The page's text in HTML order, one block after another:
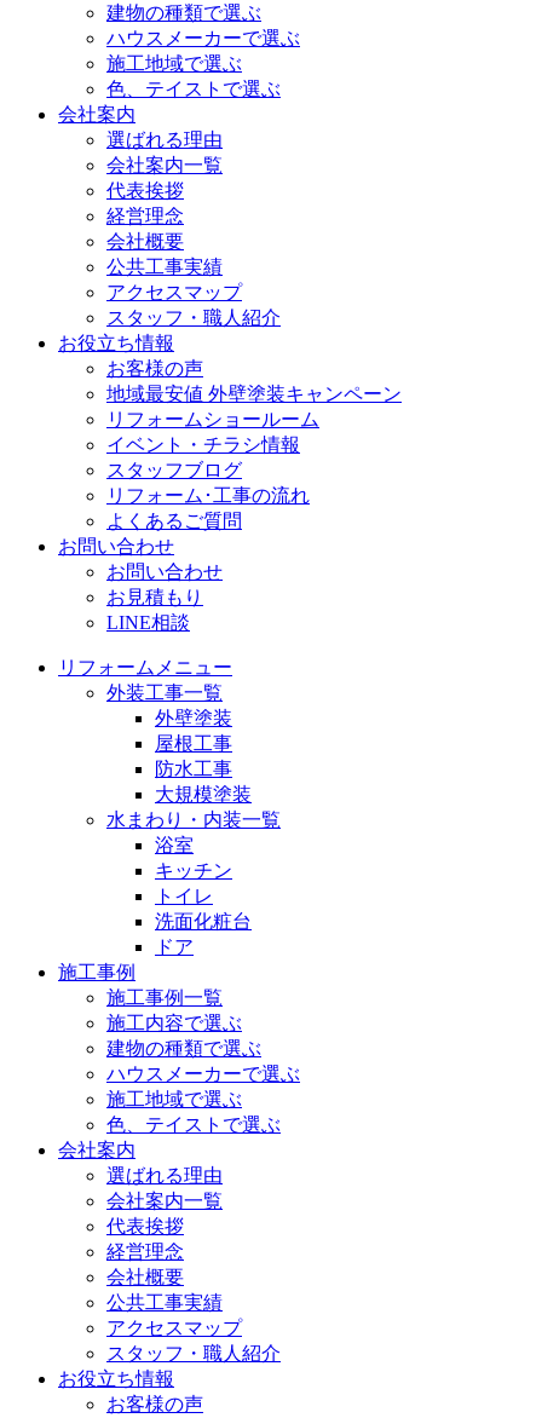
建物の種類で選ぶ
ハウスメーカーで選ぶ
施工地域で選ぶ
色、テイストで選ぶ
会社案内
選ばれる理由
会社案内一覧
代表挨拶
経営理念
会社概要
公共工事実績
アクセスマップ
スタッフ・職人紹介
お役立ち情報
お客様の声
地域最安値 外壁塗装キャンペーン
リフォームショールーム
イベント・チラシ情報
スタッフブログ
リフォーム･工事の流れ
よくあるご質問
お問い合わせ
お問い合わせ
お見積もり
LINE相談
リフォームメニュー
外装工事一覧
外壁塗装
屋根工事
防水工事
大規模塗装
水まわり・内装一覧
浴室
キッチン
トイレ
洗面化粧台
ドア
施工事例
施工事例一覧
施工内容で選ぶ
建物の種類で選ぶ
ハウスメーカーで選ぶ
施工地域で選ぶ
色、テイストで選ぶ
会社案内
選ばれる理由
会社案内一覧
代表挨拶
経営理念
会社概要
公共工事実績
アクセスマップ
スタッフ・職人紹介
お役立ち情報
お客様の声